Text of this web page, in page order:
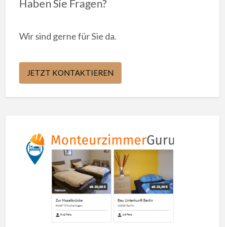
Haben Sie Fragen?
Wir sind gerne für Sie da.
JETZT KONTAKTIEREN